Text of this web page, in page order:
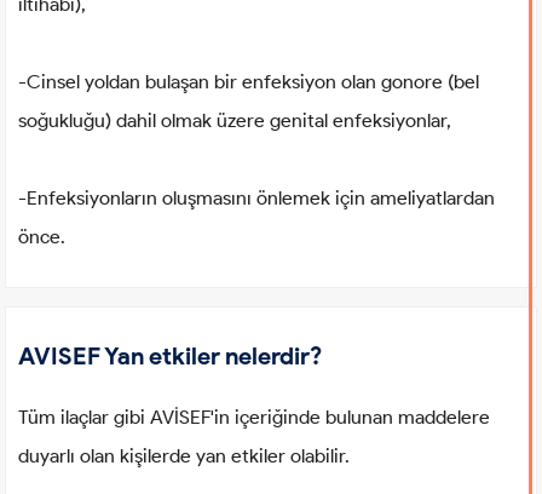
-Cinsel yoldan bulaşan bir enfeksiyon olan gonore (bel
soğukluğu) dahil olmak üzere genital enfeksiyonlar,
-Enfeksiyonların oluşmasını önlemek için ameliyatlardan
önce.
AVISEF Yan etkiler nelerdir?
Tüm ilaçlar gibi AVİSEF'in içeriğinde bulunan maddelere
duyarlı olan kişilerde yan etkiler olabilir.